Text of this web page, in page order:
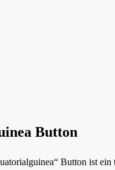
Button
Button ist